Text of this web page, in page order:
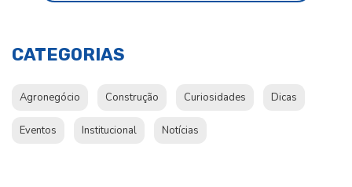
CATEGORIAS
Agronegócio Construção Curiosidades Dicas
Eventos Institucional Notícias